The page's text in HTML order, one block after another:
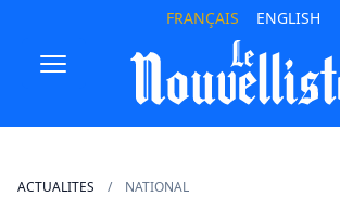
FRANÇAIS ENGLISH
ACTUALITES NATIONAL